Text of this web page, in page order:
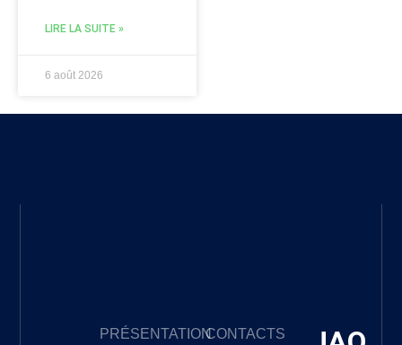
LIRE LA SUITE »
6 août 2026
PRÉSENTATIONCONTACTS